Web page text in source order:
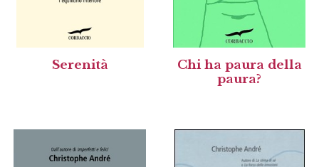
Serenità
Chi ha paura della
paura?